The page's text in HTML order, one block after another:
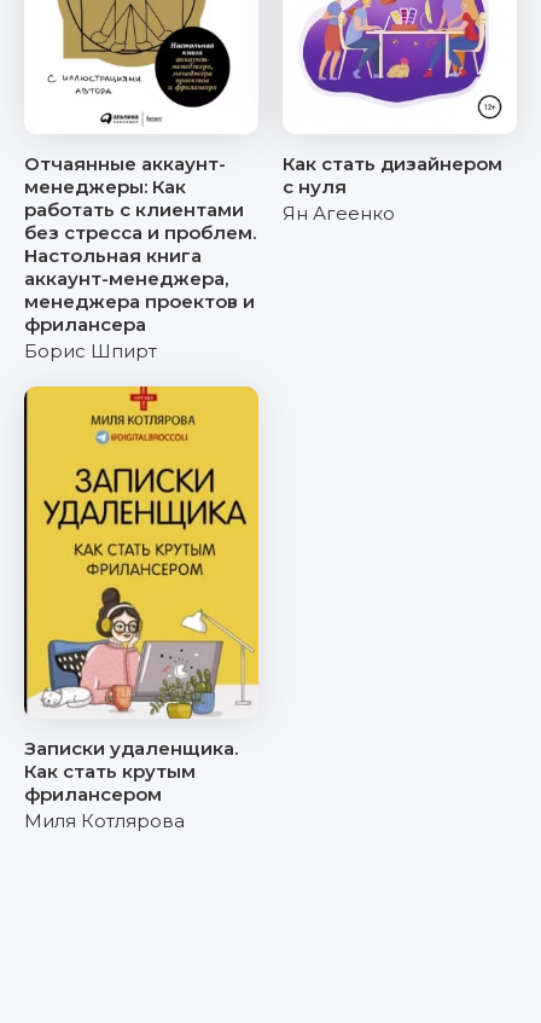
Отчаянные аккаунт-
менеджеры: Как
работать с клиентами
без стресса и проблем.
Настольная книга
аккаунт-менеджера,
менеджера проектов и
фрилансера
Борис Шпирт
Как стать дизайнером
с нуля
Ян Агеенко
Записки удаленщика.
Как стать крутым
фрилансером
Миля Котлярова